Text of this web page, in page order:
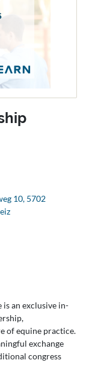
10, 5702
is an exclusive in-
of equine practice.
exchange
congress